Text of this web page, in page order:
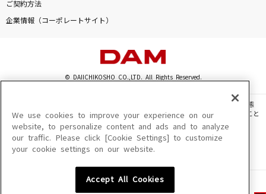
ご契約方法
企業情報（コーポレートサイト）
© DAIICHIKOSHO CO.,LTD. All Rights Reserved.
このサイトに掲載されている一切の文章・画像・写真・動画・音声等を、手段や形態
を問わず、著作権法の定める範囲を超えて無断で複製、転載、ファイル化などすること
を禁じます。
楽曲及びコンテンツは、機種によりご利用いただけない場合があります。
楽曲及びコンテンツの配信日、配信内容が変更になる場合があります。
We use cookies to improve your experience on our
website, to personalize content and ads and to analyze
our traffic. Please click [Cookie Settings] to customize
your cookie settings on our website.
Accept All Cookies